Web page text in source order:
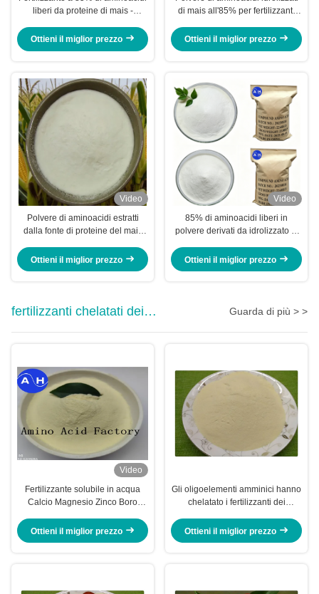
liberi da proteine di mais -
100% idrosolubile
Ottieni il miglior prezzo
di mais all'85% per fertilizzanti
Ottieni il miglior prezzo
Video
Polvere di aminoacidi estratti
dalla fonte di proteine ​​del mais
enzimatica
Ottieni il miglior prezzo
Video
85% di aminoacidi liberi in
polvere derivati da idrolizzato di
fertilizzanti vegetali
Ottieni il miglior prezzo
fertilizzanti chelatati dei
micronutrienti
Guarda di più > >
Video
Fertilizzante solubile in acqua
Calcio Magnesio Zinco Boro
Ottieni il miglior prezzo
Gli oligoelementi amminici hanno
chelatato i fertilizzanti dei
fogliare organico
Ottieni il miglior prezzo